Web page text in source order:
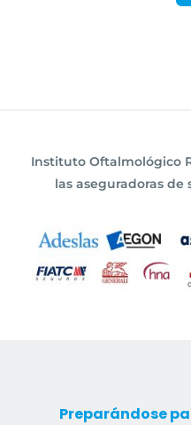
Instituto Oftalmológico
las aseguradoras de
Preparándose